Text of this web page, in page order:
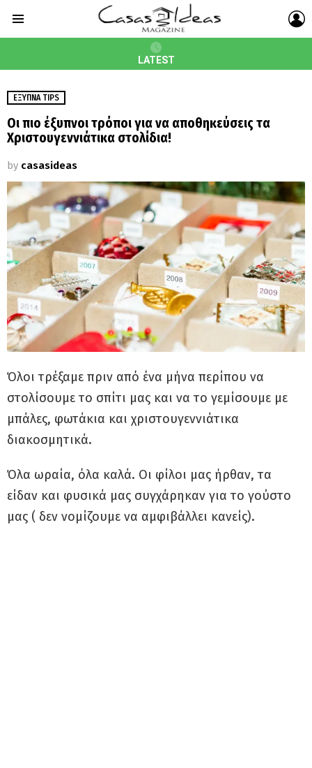
LATEST
ΈΞΥΠΝΑ TIPS
Οι πιο έξυπνοι τρόποι για να αποθηκεύσεις τα
Χριστουγεννιάτικα στολίδια!
by casasideas
Όλοι τρέξαμε πριν από ένα μήνα περίπου να
στολίσουμε το σπίτι μας και να το γεμίσουμε με
μπάλες, φωτάκια και χριστουγεννιάτικα
διακοσμητικά.
Όλα ωραία, όλα καλά. Οι φίλοι μας ήρθαν, τα
είδαν και φυσικά μας συγχάρηκαν για το γούστο
μας ( δεν νομίζουμε να αμφιβάλλει κανείς).